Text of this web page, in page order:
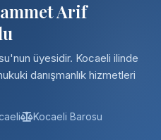
Arif
üyesidir. Kocaeli ilinde
danışmanlık hizmetleri
Kocaeli Barosu